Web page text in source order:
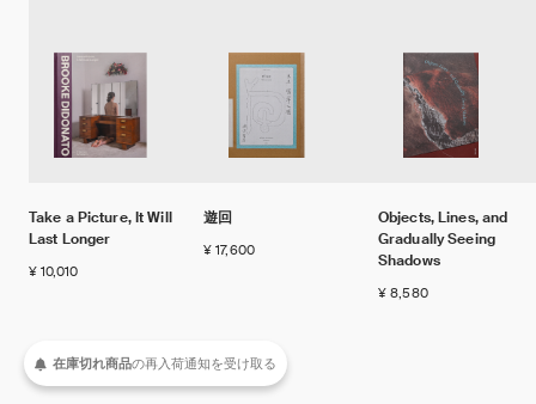
Take a Picture, It Will
Last Longer
¥ 10,010
遊回
¥ 17,600
Objects, Lines, and
Gradually Seeing
Shadows
¥ 8,580
在庫切れ商品の再入荷通知を受け取る